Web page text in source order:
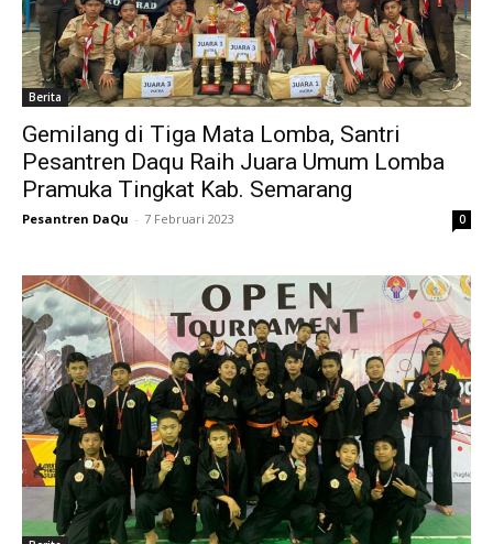
Berita
Gemilang di Tiga Mata Lomba, Santri
Pesantren Daqu Raih Juara Umum Lomba
Pramuka Tingkat Kab. Semarang
Pesantren DaQu - 7 Februari 2023 0